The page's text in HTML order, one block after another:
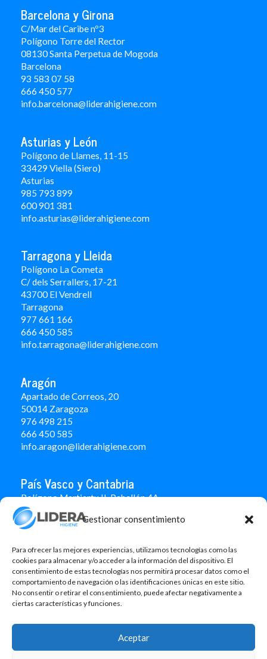
Gestionar consentimiento
Para ofrecer las mejores experiencias, utilizamos tecnologías como las
cookies para almacenar y/o acceder a la información del dispositivo. El
consentimiento de estas tecnologías nos permitirá procesar datos como el
comportamiento de navegación o las identificaciones únicas en este sitio.
No consentir o retirar el consentimiento, puede afectar negativamente a
ciertas características y funciones.
Aceptar
Barcelona y Girona
C/Mar del Caribe nº3
Polígono Torre del Rector
08130 Santa Perpetua de Mogoda
Barcelona
93 583 07 58
666 450 577
info.barcelona@liderahigiene.com
Asturias y León
Polígono de Llames, 11-15
33429 Viella (Siero)
Asturias
985 793 899
600 901 381
info.asturias@liderahigiene.com
Tarragona y Lleida
Polígono La Cometa
C/ dels Serrallers, 17-21
43700 El Vendrell
Tarragona
977 661 166
666 450 585
info.tarragona@liderahigiene.com
Aragón
Apartado de Correos, 20
50014 Zaragoza
976 498 215
666 450 585
info.aragon@liderahigiene.com
País Vasco y Cantabria
Polígono Martiartu II. Pabellón 4A
48480 Arrigorriaga
Bizkaia
666 451 184
info.paisvasco@liderahigiene.com
Linked In